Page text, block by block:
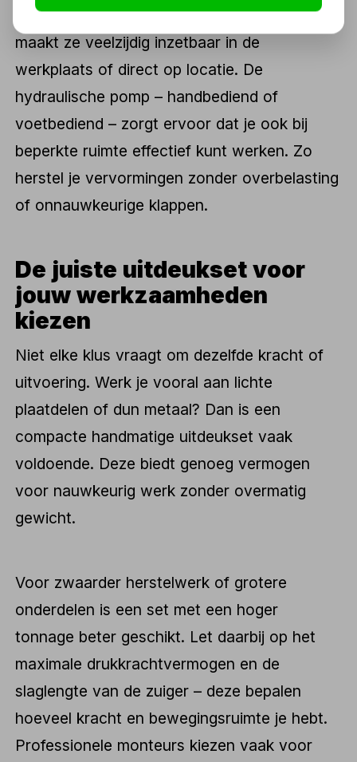
waarmee je in elke positie kunt werken. Dat
maakt ze veelzijdig inzetbaar in de
werkplaats of direct op locatie. De
hydraulische pomp – handbediend of
voetbediend – zorgt ervoor dat je ook bij
beperkte ruimte effectief kunt werken. Zo
herstel je vervormingen zonder overbelasting
of onnauwkeurige klappen.
De juiste uitdeukset voor
jouw werkzaamheden
kiezen
Niet elke klus vraagt om dezelfde kracht of
uitvoering. Werk je vooral aan lichte
plaatdelen of dun metaal? Dan is een
compacte handmatige uitdeukset vaak
voldoende. Deze biedt genoeg vermogen
voor nauwkeurig werk zonder overmatig
gewicht.
Voor zwaarder herstelwerk of grotere
onderdelen is een set met een hoger
tonnage beter geschikt. Let daarbij op het
maximale drukkrachtvermogen en de
slaglengte van de zuiger – deze bepalen
hoeveel kracht en bewegingsruimte je hebt.
Professionele monteurs kiezen vaak voor